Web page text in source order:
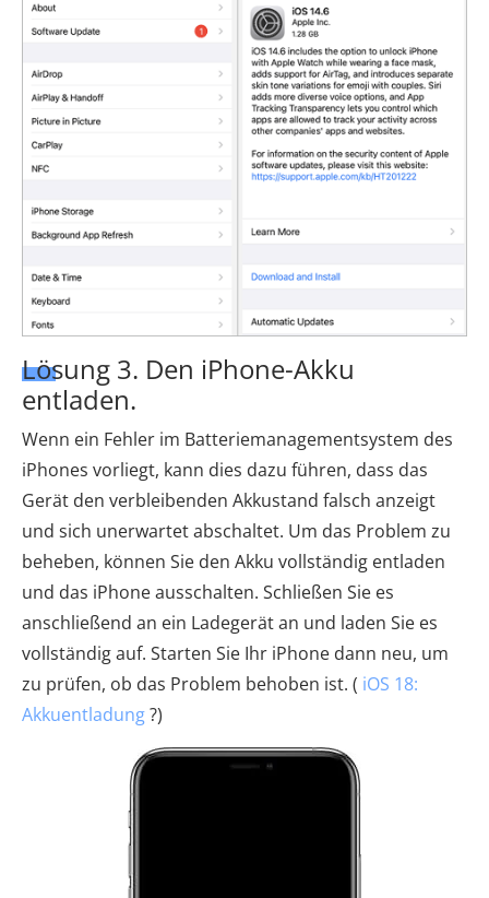
Lösung 3. Den iPhone-Akku
entladen.
Wenn ein Fehler im Batteriemanagementsystem des
iPhones vorliegt, kann dies dazu führen, dass das
Gerät den verbleibenden Akkustand falsch anzeigt
und sich unerwartet abschaltet. Um das Problem zu
beheben, können Sie den Akku vollständig entladen
und das iPhone ausschalten. Schließen Sie es
anschließend an ein Ladegerät an und laden Sie es
vollständig auf. Starten Sie Ihr iPhone dann neu, um
zu prüfen, ob das Problem behoben ist. ( iOS 18:
Akkuentladung?)